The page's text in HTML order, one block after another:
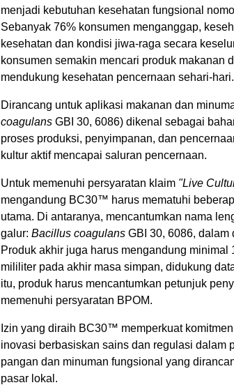
menjadi kebutuhan kesehatan fungsional
Sebanyak 76% konsumen menganggap,
kesehatan dan kondisi jiwa-raga secara
konsumen semakin mencari produk makanan
mendukung kesehatan pencernaan sehari-hari.
Dirancang untuk aplikasi makanan dan
coagulans GBI 30, 6086) dikenal sebagai
proses produksi, penyimpanan, dan
kultur aktif mencapai saluran pencernaan.
Untuk memenuhi persyaratan klaim "Live
mengandung BC30™ harus mematuhi
utama. Di antaranya, mencantumkan nama
galur: Bacillus coagulans GBI 30, 6086, dalam
Produk akhir juga harus mengandung minimal
mililiter pada akhir masa simpan, didukung
itu, produk harus mencantumkan petunjuk
memenuhi persyaratan BPOM.
Izin yang diraih BC30™ memperkuat
inovasi berbasiskan sains dan regulasi dalam
pangan dan minuman fungsional yang
pasar lokal.